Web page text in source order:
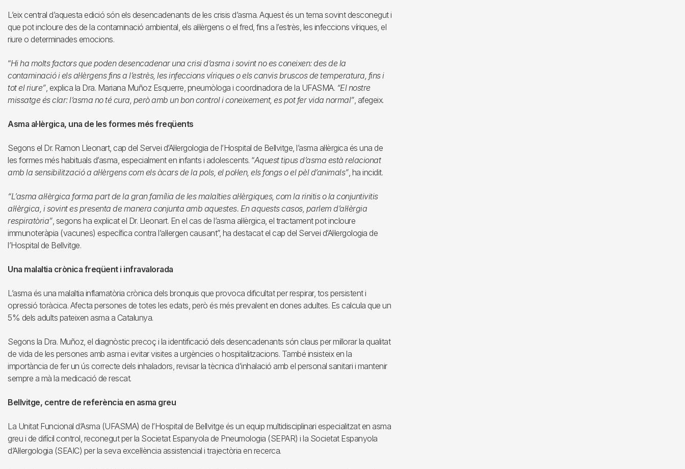
L’eix central d’aquesta edició són els desencadenants de les crisis d’asma. Aquest és un tema sovint desconegut i
que pot incloure des de la contaminació ambiental, els al·lèrgens o el fred, fins a l’estrès, les infeccions víriques, el
riure o determinades emocions.
“Hi ha molts factors que poden desencadenar una crisi d’asma i sovint no es coneixen: des de la
contaminació i els al·lèrgens fins a l’estrès, les infeccions víriques o els canvis bruscos de temperatura, fins i
tot el riure”, explica la Dra. Mariana Muñoz Esquerre, pneumòloga i coordinadora de la UFASMA. “El nostre
missatge és clar: l’asma no té cura, però amb un bon control i coneixement, es pot fer vida normal”, afegeix.
Asma al·lèrgica, una de les formes més freqüents
Segons el Dr. Ramon Lleonart, cap del Servei d’Al·lergologia de l’Hospital de Bellvitge, l’asma al·lèrgica és una de
les formes més habituals d’asma, especialment en infants i adolescents. “Aquest tipus d’asma està relacionat
amb la sensibilització a al·lèrgens com els àcars de la pols, el pol·len, els fongs o el pèl d’animals”, ha incidit.
“L’asma al·lèrgica forma part de la gran família de les malalties al·lèrgiques, com la rinitis o la conjuntivitis
al·lèrgica, i sovint es presenta de manera conjunta amb aquestes. En aquests casos, parlem d’al·lèrgia
respiratòria”, segons ha explicat el Dr. Lleonart. En el cas de l’asma al·lèrgica, el tractament pot incloure
immunoteràpia (vacunes) específica contra l’al·lergen causant”, ha destacat el cap del Servei d’Al·lergologia de
l’Hospital de Bellvitge.
Una malaltia crònica freqüent i infravalorada
L’asma és una malaltia inflamatòria crònica dels bronquis que provoca dificultat per respirar, tos persistent i
opressió toràcica. Afecta persones de totes les edats, però és més prevalent en dones adultes. Es calcula que un
5% dels adults pateixen asma a Catalunya.
Segons la Dra. Muñoz, el diagnòstic precoç i la identificació dels desencadenants són claus per millorar la qualitat
de vida de les persones amb asma i evitar visites a urgències o hospitalitzacions. També insisteix en la
importància de fer un ús correcte dels inhaladors, revisar la tècnica d’inhalació amb el personal sanitari i mantenir
sempre a mà la medicació de rescat.
Bellvitge, centre de referència en asma greu
La Unitat Funcional d’Asma (UFASMA) de l’Hospital de Bellvitge és un equip multidisciplinari especialitzat en asma
greu i de difícil control, reconegut per la Societat Espanyola de Pneumologia (SEPAR) i la Societat Espanyola
d’Al·lergologia (SEAIC) per la seva excel·lència assistencial i trajectòria en recerca.